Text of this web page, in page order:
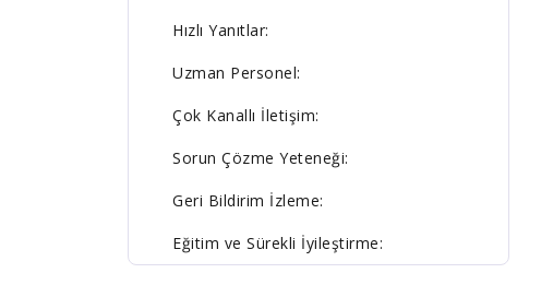
Hızlı Yanıtlar:
Uzman Personel:
Çok Kanallı İletişim:
Sorun Çözme Yeteneği:
Geri Bildirim İzleme:
Eğitim ve Sürekli İyileştirme: